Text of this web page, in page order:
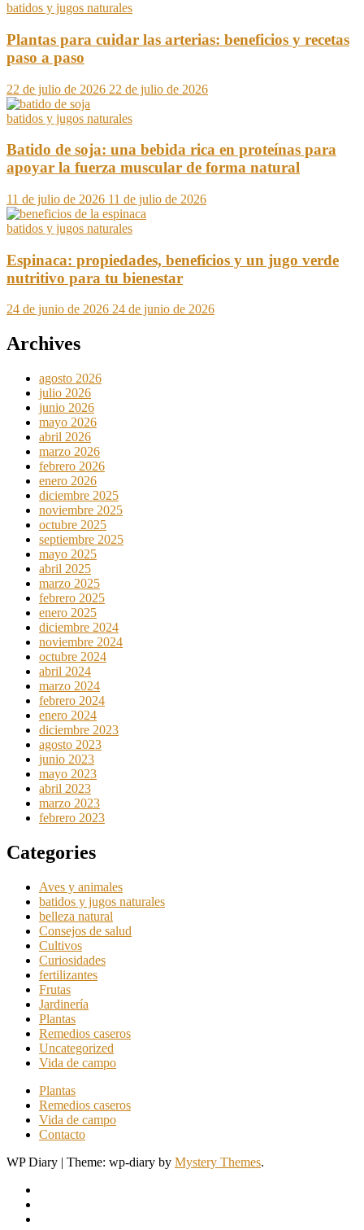
batidos y jugos naturales
Plantas para cuidar las arterias: beneficios y recetas
paso a paso
22 de julio de 2026 22 de julio de 2026
batidos y jugos naturales
Batido de soja: una bebida rica en proteínas para
apoyar la fuerza muscular de forma natural
11 de julio de 2026 11 de julio de 2026
batidos y jugos naturales
Espinaca: propiedades, beneficios y un jugo verde
nutritivo para tu bienestar
24 de junio de 2026 24 de junio de 2026
Archives
agosto 2026
julio 2026
junio 2026
mayo 2026
abril 2026
marzo 2026
febrero 2026
enero 2026
diciembre 2025
noviembre 2025
octubre 2025
septiembre 2025
mayo 2025
abril 2025
marzo 2025
febrero 2025
enero 2025
diciembre 2024
noviembre 2024
octubre 2024
abril 2024
marzo 2024
febrero 2024
enero 2024
diciembre 2023
agosto 2023
junio 2023
mayo 2023
abril 2023
marzo 2023
febrero 2023
Categories
Aves y animales
batidos y jugos naturales
belleza natural
Consejos de salud
Cultivos
Curiosidades
fertilizantes
Frutas
Jardinería
Plantas
Remedios caseros
Uncategorized
Vida de campo
Plantas
Remedios caseros
Vida de campo
Contacto
WP Diary | Theme: wp-diary by Mystery Themes.